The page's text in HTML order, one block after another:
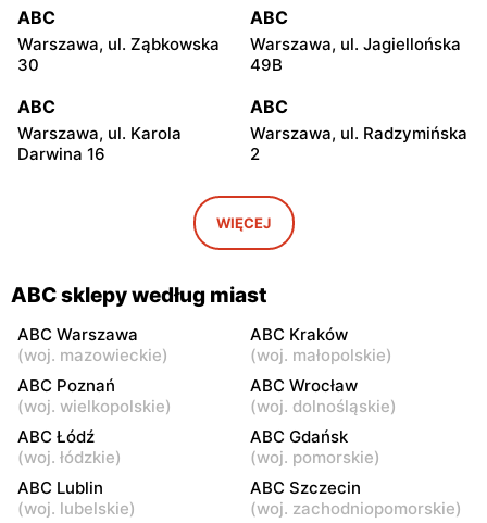
ABC
Warszawa, ul. Ząbkowska
30
ABC
Warszawa, ul. Jagiellońska
49B
ABC
Warszawa, ul. Karola
Darwina 16
ABC
Warszawa, ul. Radzymińska
2
ABC
Warszawa, ul. Białostocka
9
ABC
Warszawa, ul. Grochowska
321
ABC
ABC
Warszawa, ul. Kowieńska
20
ABC
Warszawa, ul. Chełmska 9
ABC
Warszawa, ul. Łochowska
39
ABC
Warszawa, ul. Pustola 23
WIĘCEJ
ABC sklepy według miast
ABC Warszawa
(woj. mazowieckie)
ABC Kraków
(woj. małopolskie)
ABC Poznań
(woj. wielkopolskie)
ABC Wrocław
(woj. dolnośląskie)
ABC Łódź
(woj. łódzkie)
ABC Gdańsk
(woj. pomorskie)
ABC Lublin
(woj. lubelskie)
ABC Szczecin
(woj. zachodniopomorskie)